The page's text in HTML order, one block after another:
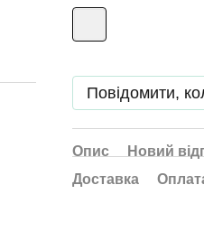
Повідомити,
Опис Новий
Доставка